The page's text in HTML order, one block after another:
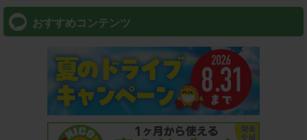
おすすめコンテンツ